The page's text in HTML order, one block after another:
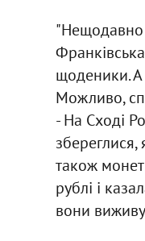
"Нещодавно
щоденики.
Можливо,
- На Сході
також
рублі і
вони